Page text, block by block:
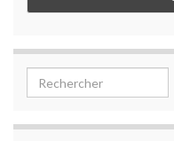
Search for: